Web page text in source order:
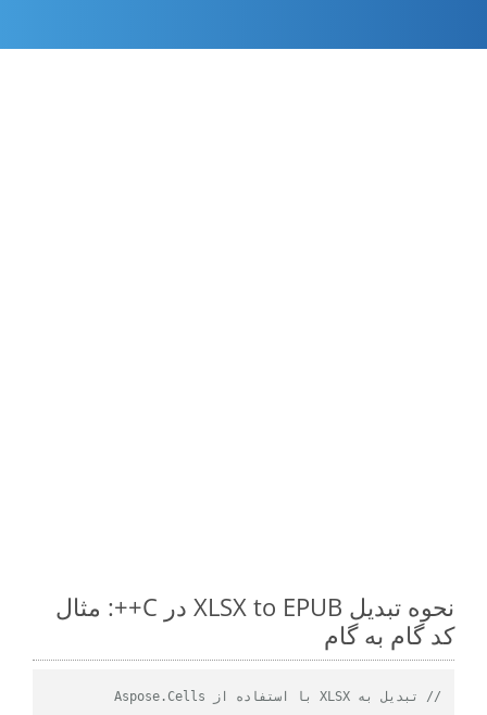
نحوه تبدیل XLSX to EPUB در C++: مثال
کد گام به گام
// تبدیل به XLSX با استفاده از Aspose.Cells